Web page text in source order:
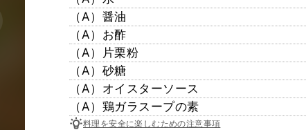
（A）醤油
（A）お酢
（A）片栗粉
（A）砂糖
（A）オイスターソース
（A）鶏ガラスープの素
料理を安全に楽しむための注意事項